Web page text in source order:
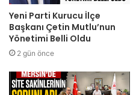
Yeni Parti Kurucu İlçe
Başkanı Çetin Mutlu’nun
Yönetimi Belli Oldu
2 gün önce